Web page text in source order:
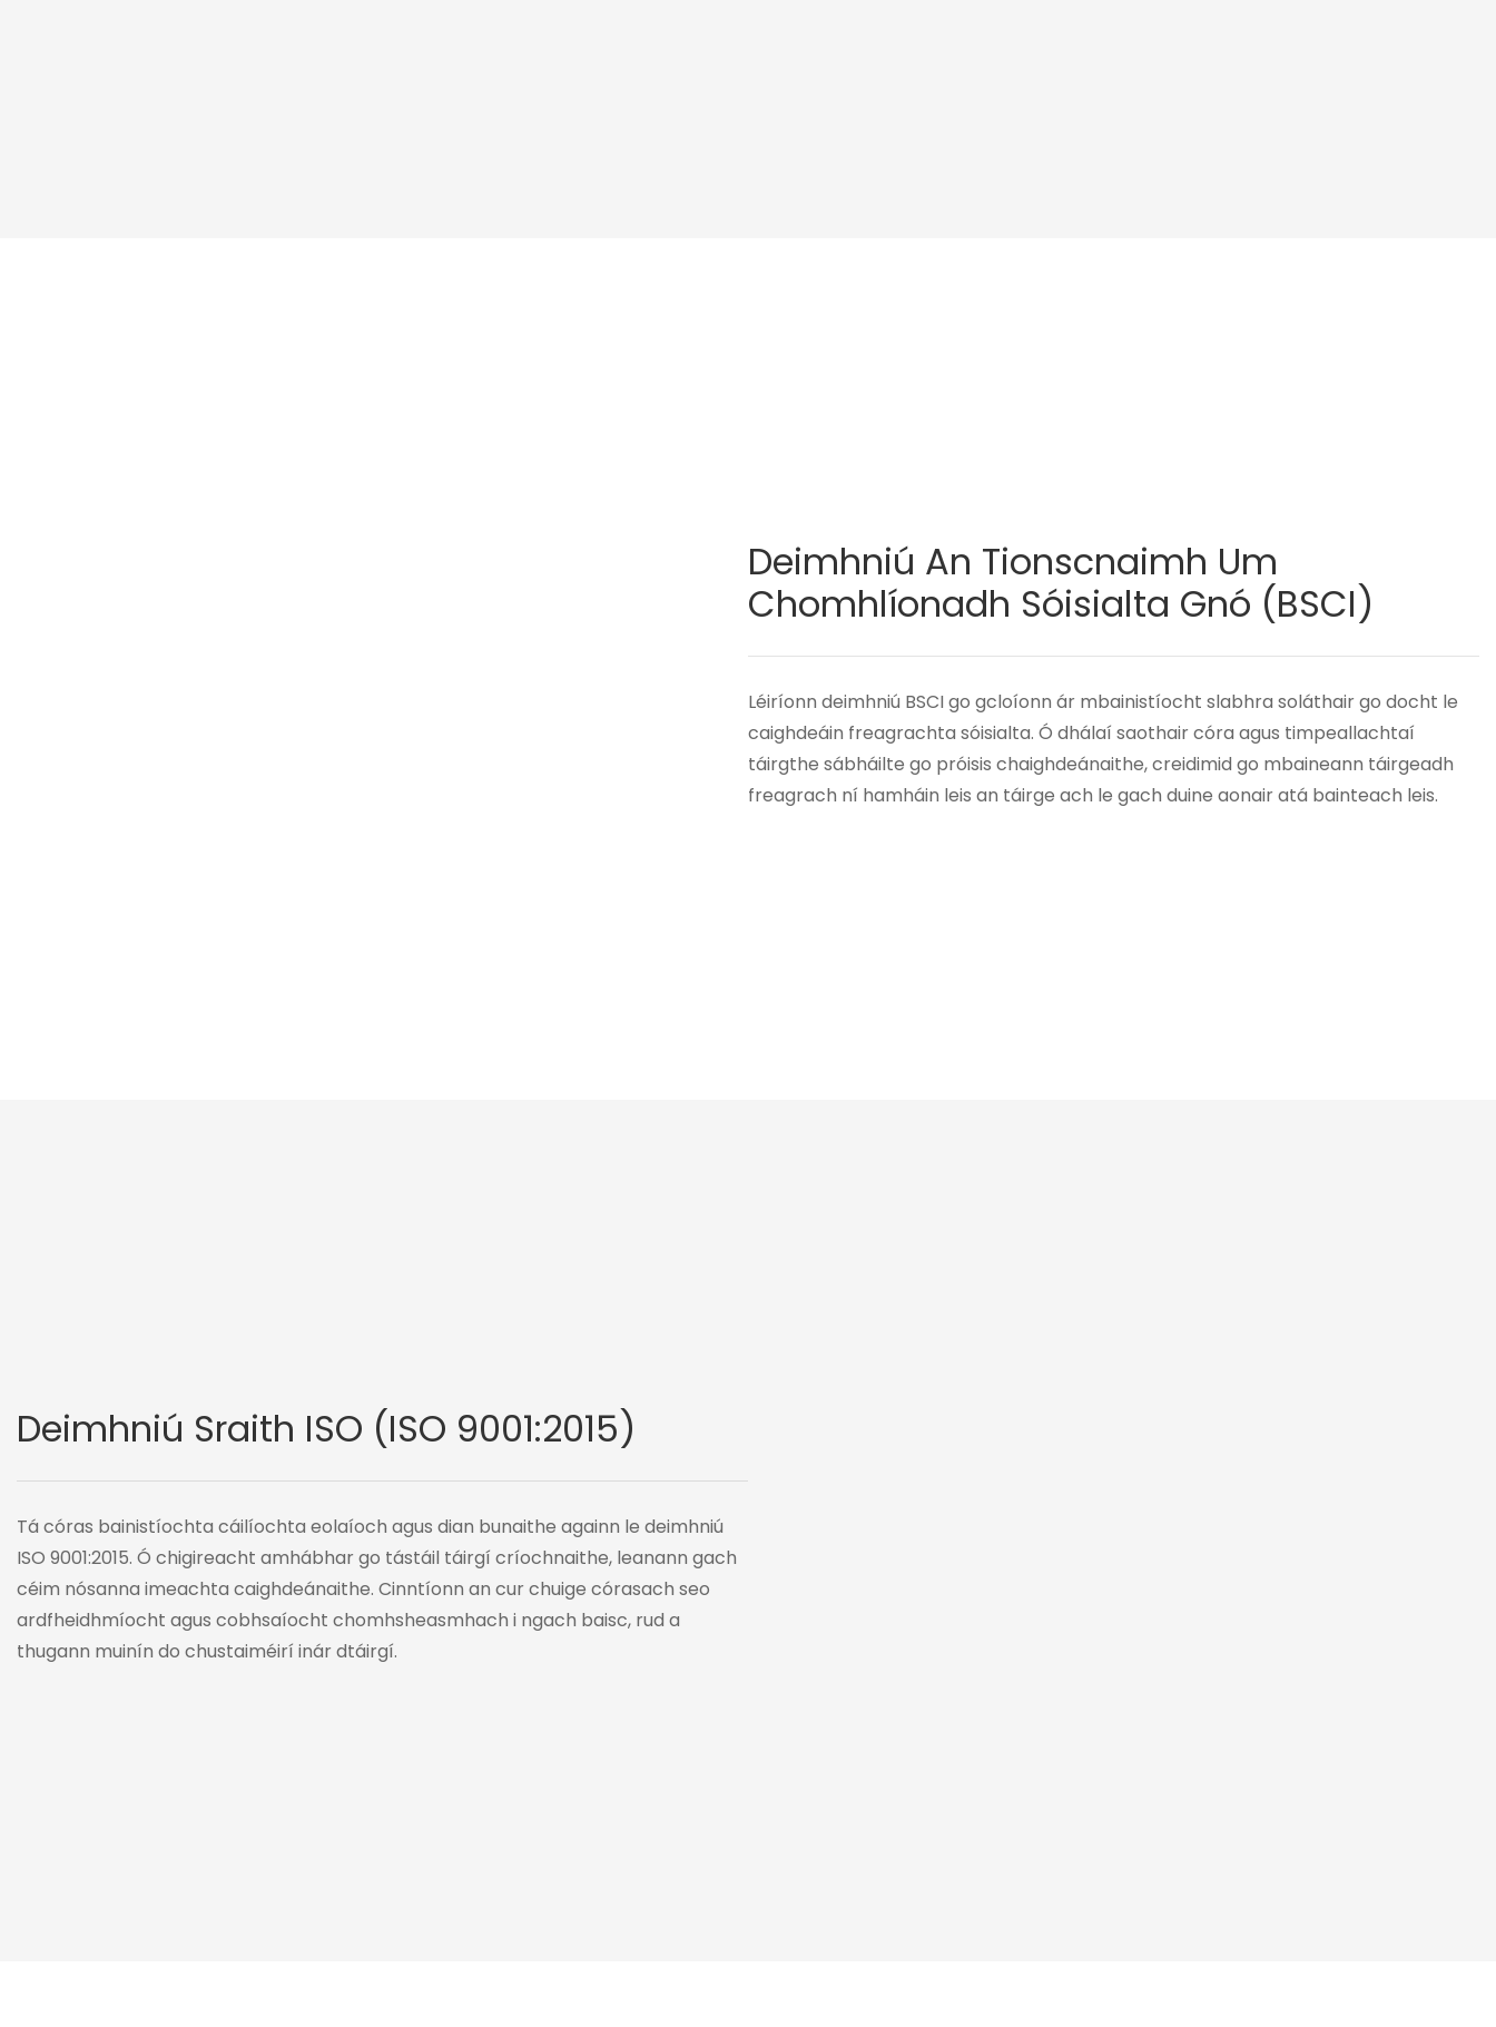
Deimhniú An Tionscnaimh Um
Chomhlíonadh Sóisialta Gnó (BSCI)
Léiríonn deimhniú BSCI go gcloíonn ár mbainistíocht slabhra soláthair go docht le
caighdeáin freagrachta sóisialta. Ó dhálaí saothair córa agus timpeallachtaí
táirgthe sábháilte go próisis chaighdeánaithe, creidimid go mbaineann táirgeadh
freagrach ní hamháin leis an táirge ach le gach duine aonair atá bainteach leis.
Deimhniú Sraith ISO (ISO 9001:2015)
Tá córas bainistíochta cáilíochta eolaíoch agus dian bunaithe againn le deimhniú
ISO 9001:2015. Ó chigireacht amhábhar go tástáil táirgí críochnaithe, leanann gach
céim nósanna imeachta caighdeánaithe. Cinntíonn an cur chuige córasach seo
ardfheidhmíocht agus cobhsaíocht chomhsheasmhach i ngach baisc, rud a
thugann muinín do chustaiméirí inár dtáirgí.